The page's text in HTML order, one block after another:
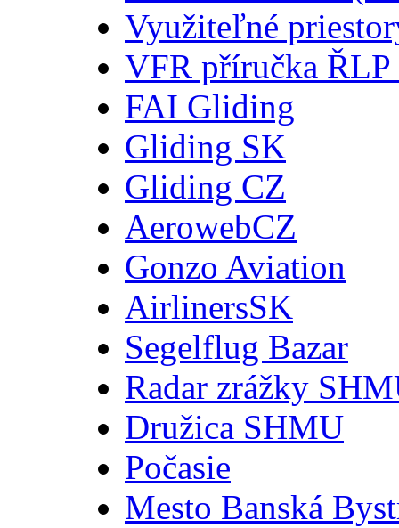
Využiteľné
VFR příručka ŘLP
FAI Gliding
Gliding SK
Gliding CZ
AerowebCZ
Gonzo Aviation
AirlinersSK
Segelflug Bazar
Radar zrážky
Družica SHMU
Počasie
Mesto Banská